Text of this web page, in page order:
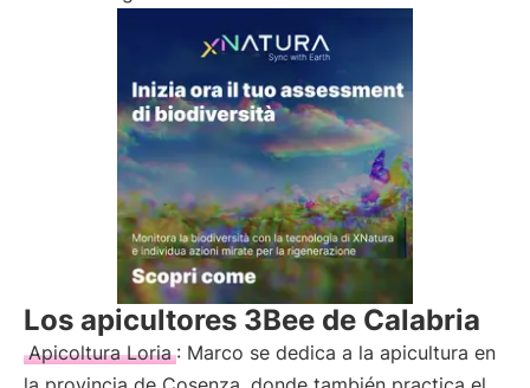
Los apicultores 3Bee de Calabria
Apicoltura Loria : Marco se dedica a la apicultura en